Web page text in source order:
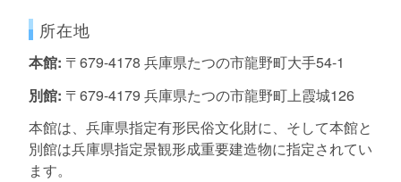
所在地
本館: 〒679-4178 兵庫県たつの市龍野町大手54-1
別館: 〒679-4179 兵庫県たつの市龍野町上霞城126
本館は、兵庫県指定有形民俗文化財に、そして本館と
別館は兵庫県指定景観形成重要建造物に指定されてい
ます。